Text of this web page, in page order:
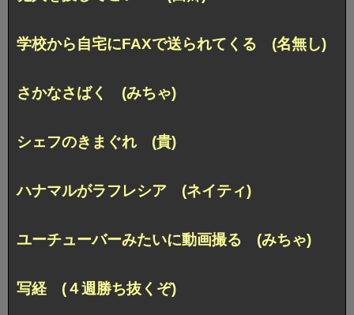
学校から自宅にFAXで送られてくる (名無し)
さかなさばく (みちゃ)
シェフのきまぐれ (貴)
ハナマルがラフレシア (ネイティ)
ユーチューバーみたいに動画撮る (みちゃ)
写経 (４週勝ち抜くぞ)